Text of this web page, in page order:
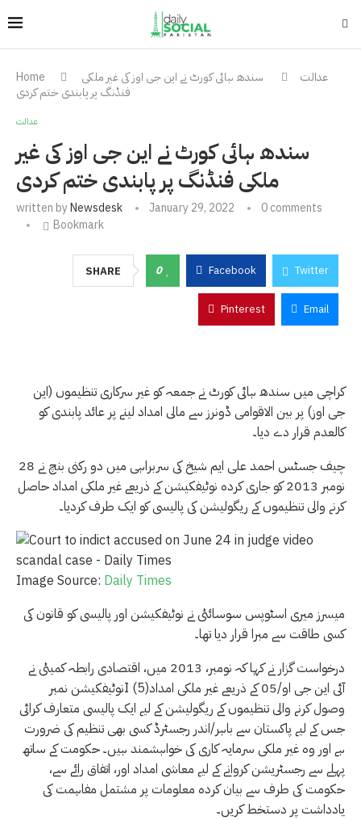
Home عدالت
سندھ ہائی کورٹ نے این جی اوز کی غیر ملکی
فنڈنگ پر پابندی ختم کردی
عدالت
سندھ ہائی کورٹ نے این جی اوز کی غیر
ملکی فنڈنگ پر پابندی ختم کردی
written byNewsdesk January 29, 2022
0 comments
Bookmark
SHARE 0 Facebook Twitter
Pinterest Email
کراچی میں سندھ ہائی کورٹ نے جمعہ کو غیر سرکاری تنظیموں (این
جی اوز) پر بین الاقوامی ڈونرز سے مالی امداد لینے پر عائد پابندی کو
کالعدم قرار دے دیا۔
چیف جسٹس احمد علی ایم شیخ کی سربراہی میں دو رکنی بنچ نے 28
نومبر 2013 کو جاری کردہ نوٹیفکیشن کے ذریعے غیر ملکی امداد حاصل
کرنے والی تنظیموں کے ریگولیشن کی پالیسی کو ایک طرف کردیا۔
Image Source: Daily Times
میسرز میری اسٹوپس سوسائٹی نے نوٹیفکیشن اور پالیسی کو قانون کی
کسی طاقت سے مبرا قرار دیا تھا۔
درخواست گزار نے کہا کہ نومبر، 2013 میں، اقتصادی رابطہ کمیٹی نے
نوٹیفکیشن نمبرI (5)آئی این جی او/05 کے ذریعے غیر ملکی امداد
وصول کرنے والی تنظیموں کے ریگولیشن کے لیے ایک پالیسی متعارف کرائی
جس کے لیے پاکستان سے باہر/اندر رجسٹرڈ کسی بھی تنظیم کی ضرورت
ہے اور وہ غیر ملکی سرمایہ کاری کی خواہشمند ہیں۔ حکومت کے ساتھ
پہلے سے رجسٹریشن کروانے کے لیے معاشی امداد اور، اتفاق رائے سے،
حکومت کی طرف سے بیان کردہ معلومات پر مشتمل مفاہمت کی
یادداشت پر دستخط کریں۔